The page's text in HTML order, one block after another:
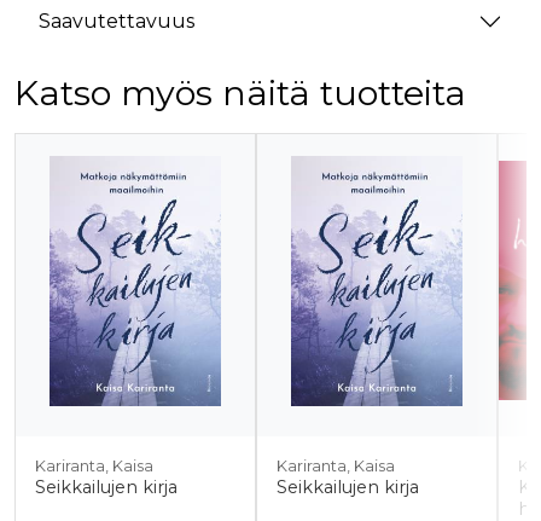
Saavutettavuus
Katso myös näitä tuotteita
Tuoteluettelon alku
Kariranta, Kaisa
Seikkailujen kirja
Kariranta, Kaisa
Seikkailujen kirja